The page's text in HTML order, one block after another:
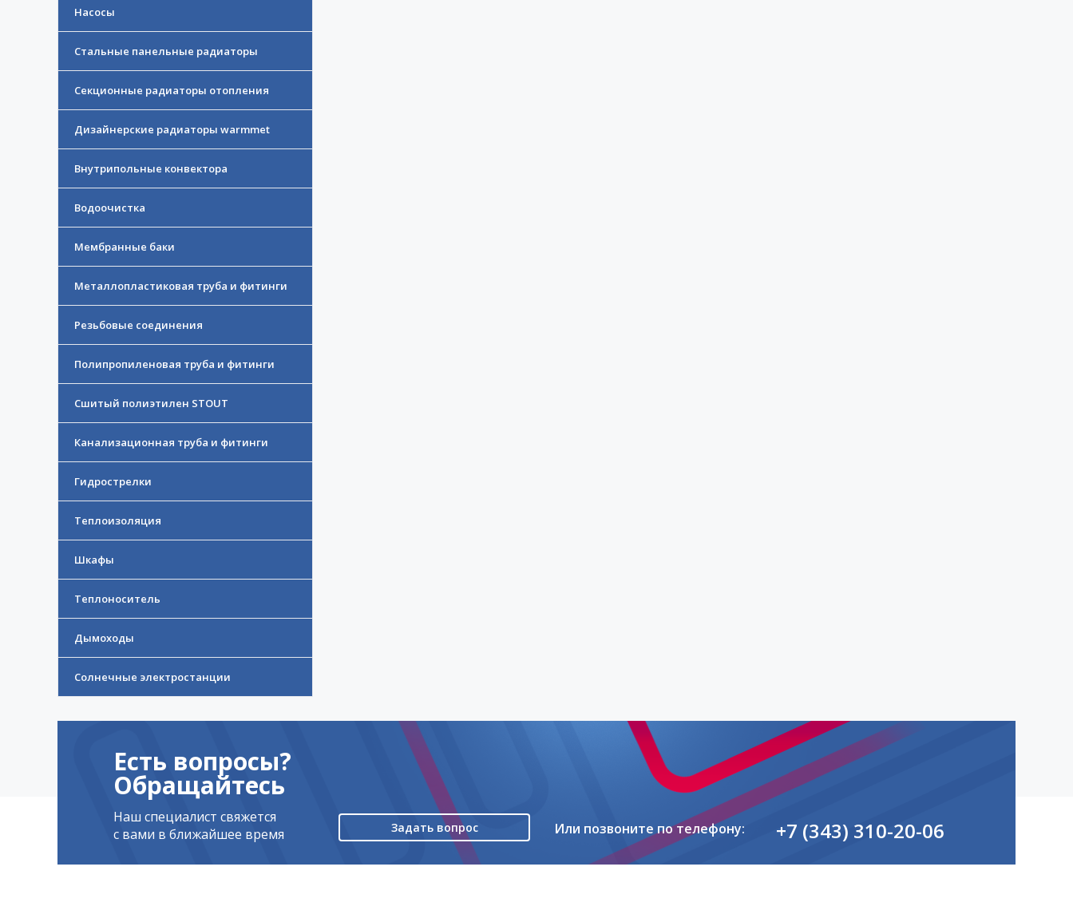
Насосы
Стальные панельные радиаторы
Секционные радиаторы отопления
Дизайнерские радиаторы warmmet
Внутрипольные конвектора
Водоочистка
Мембранные баки
Металлопластиковая труба и фитинги
Резьбовые соединения
Полипропиленовая труба и фитинги
Сшитый полиэтилен STOUT
Канализационная труба и фитинги
Гидрострелки
Теплоизоляция
Шкафы
Теплоноситель
Дымоходы
Солнечные электростанции
Есть вопросы?
Обращайтесь
Наш специалист свяжется
с вами в ближайшее время
Задать вопрос Или позвоните по телефону: +7 (343) 310-20-06